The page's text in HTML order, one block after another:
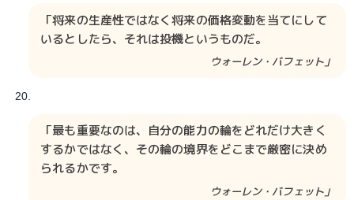
「将来の生産性ではなく将来の価格変動を当てにして
いるとしたら、それは投機というものだ。
ウォーレン・バフェット」
「最も重要なのは、自分の能力の輪をどれだけ大きく
するかではなく、その輪の境界をどこまで厳密に決め
られるかです。
ウォーレン・バフェット」